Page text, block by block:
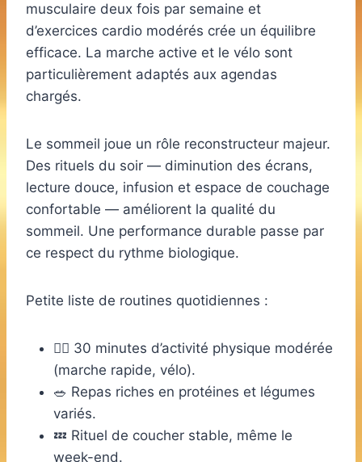
musculaire deux fois par semaine et
d’exercices cardio modérés crée un équilibre
efficace. La marche active et le vélo sont
particulièrement adaptés aux agendas
chargés.
Le sommeil joue un rôle reconstructeur majeur.
Des rituels du soir — diminution des écrans,
lecture douce, infusion et espace de couchage
confortable — améliorent la qualité du
sommeil. Une performance durable passe par
ce respect du rythme biologique.
Petite liste de routines quotidiennes :
🏃‍♀️ 30 minutes d’activité physique modérée
(marche rapide, vélo).
🥗 Repas riches en protéines et légumes
variés.
💤 Rituel de coucher stable, même le
week-end.